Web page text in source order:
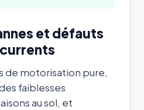
et défauts
de motorisation pure,
faiblesses
au sol, et